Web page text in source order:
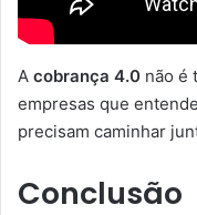
A cobrança 4.0 não é
empresas que
precisam caminhar
Conclusão